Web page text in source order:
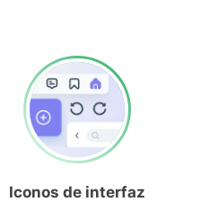
Iconos de interfaz